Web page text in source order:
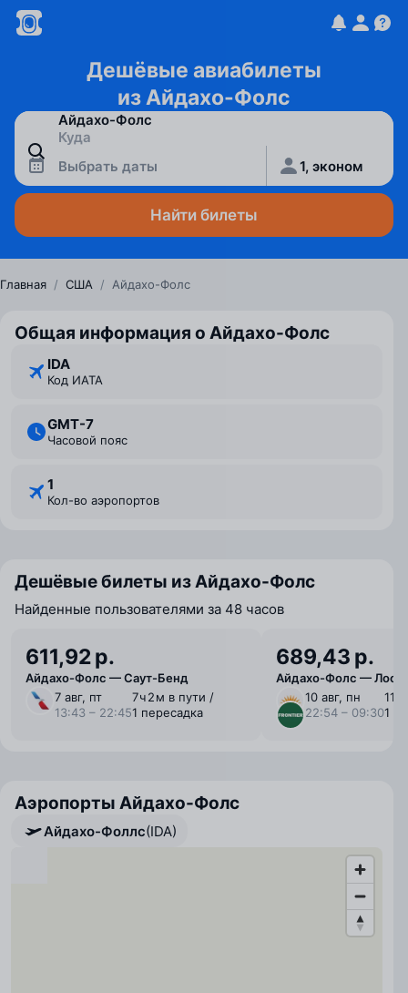
Дешёвые авиабилеты
из Айдахо-Фолс
Выбрать даты 1, эконом
Найти билеты
Главная / США / Айдахо-Фолс
Общая информация о Айдахо-Фолс
IDA
Код ИАТА
GMT-7
Часовой пояс
1
Кол-во аэропортов
Дешёвые билеты из Айдахо-Фолс
Найденные пользователями за 48 часов
611,92 р.
Айдахо-Фолс — Саут-Бенд
7 авг, пт
13:43 – 22:45
7 ⁠ч 2 ⁠м в пути /
1 пересадка
689,43 р.
Айдахо-Фолс — Лос-
10 авг, пн
22:54 – 09:30
11
1
Аэропорты Айдахо-Фолс
Айдахо-Фоллс(IDA)